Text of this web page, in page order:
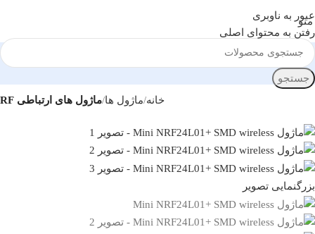
عبور به ناوبری
رفتن به محتوای اصلی
منو
جستجو
خانه ماژول ها ماژول های ارتباطی RF
بزرگنمایی تصویر